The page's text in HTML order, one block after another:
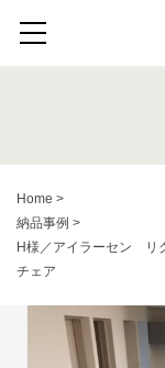
検索する記事の種
ミラー 3人掛
Home >
納品事例 >
H様／アイラーセン
チェア